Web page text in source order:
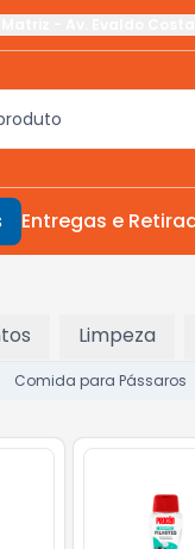
Entregas e
Limpeza
Comida para Pássaros